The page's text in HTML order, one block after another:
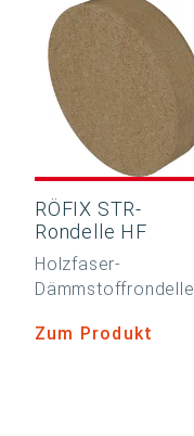
RÖFIX STR-
Rondelle HF
Holzfaser-
Dämmstoffrondelle
Zum Produkt